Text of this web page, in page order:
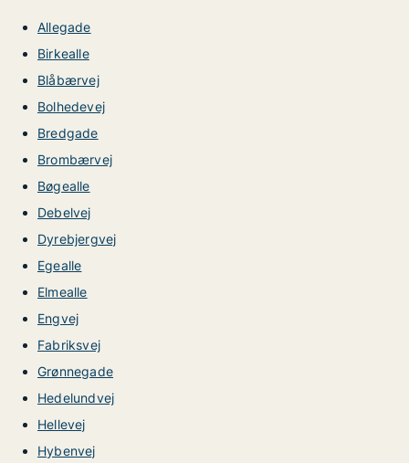
Allegade
Birkealle
Blåbærvej
Bolhedevej
Bredgade
Brombærvej
Bøgealle
Debelvej
Dyrebjergvej
Egealle
Elmealle
Engvej
Fabriksvej
Grønnegade
Hedelundvej
Hellevej
Hybenvej